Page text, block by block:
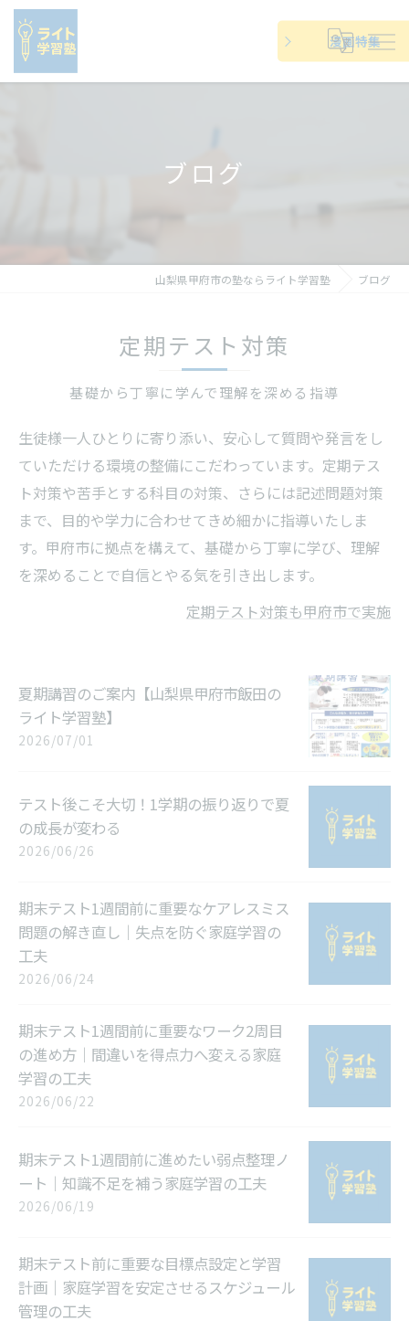
漫画特集
ブログ
山梨県甲府市の塾ならライト学習塾 ブログ
定期テスト対策
基礎から丁寧に学んで理解を深める指導
生徒様一人ひとりに寄り添い、安心して質問や発言をし
ていただける環境の整備にこだわっています。定期テス
ト対策や苦手とする科目の対策、さらには記述問題対策
まで、目的や学力に合わせてきめ細かに指導いたしま
す。甲府市に拠点を構えて、基礎から丁寧に学び、理解
を深めることで自信とやる気を引き出します。
定期テスト対策も甲府市で実施
夏期講習のご案内【山梨県甲府市飯田の
ライト学習塾】
2026/07/01
テスト後こそ大切！1学期の振り返りで夏
の成長が変わる
2026/06/26
期末テスト1週間前に重要なケアレスミス
問題の解き直し｜失点を防ぐ家庭学習の
工夫
2026/06/24
期末テスト1週間前に重要なワーク2周目
の進め方｜間違いを得点力へ変える家庭
学習の工夫
2026/06/22
期末テスト1週間前に進めたい弱点整理ノ
ート｜知識不足を補う家庭学習の工夫
2026/06/19
期末テスト前に重要な目標点設定と学習
計画｜家庭学習を安定させるスケジュール
管理の工夫